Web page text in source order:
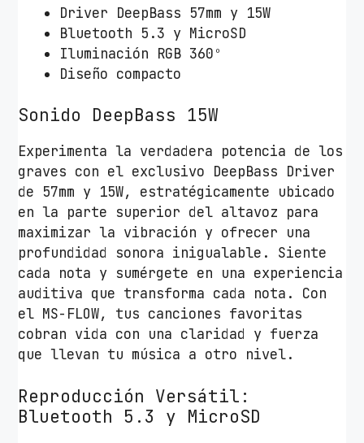
o
a
n
t
i
d
a
d
Driver DeepBass 57mm y 15W
Bluetooth 5.3 y MicroSD
Iluminación RGB 360º
Diseño compacto
Sonido DeepBass 15W
Experimenta la verdadera potencia de los
graves con el exclusivo DeepBass Driver
de 57mm y 15W, estratégicamente ubicado
en la parte superior del altavoz para
maximizar la vibración y ofrecer una
profundidad sonora inigualable. Siente
cada nota y sumérgete en una experiencia
auditiva que transforma cada nota. Con
el MS-FLOW, tus canciones favoritas
cobran vida con una claridad y fuerza
que llevan tu música a otro nivel.
Reproducción Versátil:
Bluetooth 5.3 y MicroSD